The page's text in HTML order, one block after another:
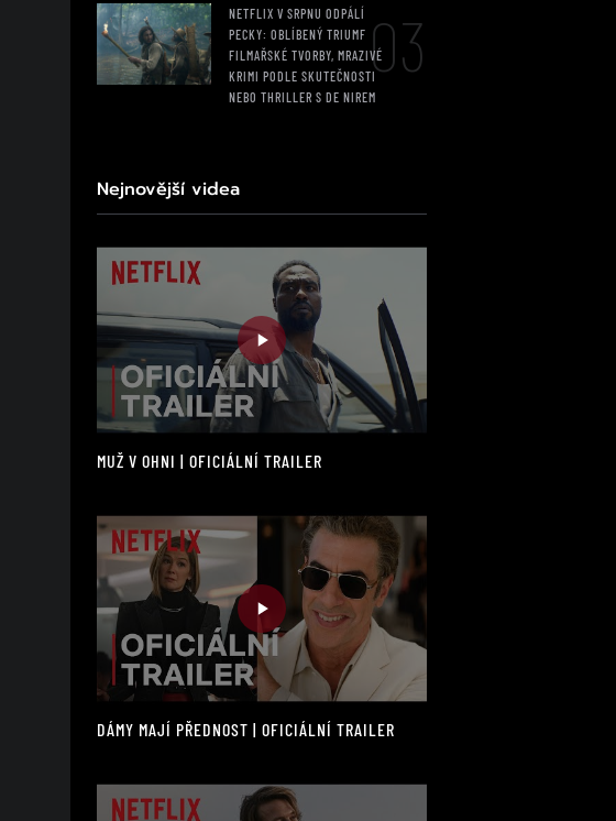
NETFLIX V SRPNU ODPÁLÍ
PECKY: OBLÍBENÝ TRIUMF
FILMAŘSKÉ TVORBY, MRAZIVÉ
KRIMI PODLE SKUTEČNOSTI
NEBO THRILLER S DE NIREM
03
Nejnovější videa
MUŽ V OHNI | OFICIÁLNÍ TRAILER
DÁMY MAJÍ PŘEDNOST | OFICIÁLNÍ TRAILER